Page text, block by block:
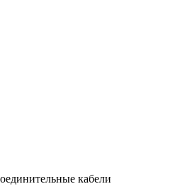
кабели